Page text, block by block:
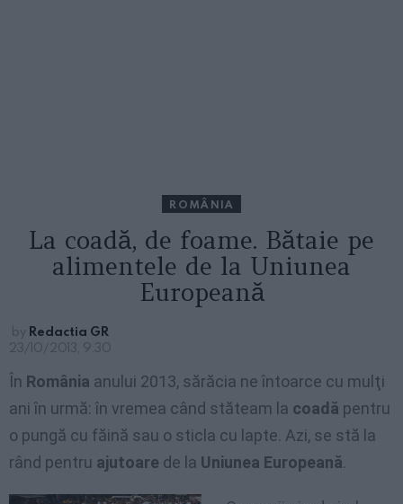
ROMÂNIA
La coadă, de foame. Bătaie pe
alimentele de la Uniunea
Europeană
by Redactia GR
23/10/2013, 9:30
În România anului 2013, sărăcia ne întoarce cu mulţi
ani în urmă: în vremea când stăteam la coadă pentru
o pungă cu făină sau o sticla cu lapte. Azi, se stă la
rând pentru ajutoare de la Uniunea Europeană.